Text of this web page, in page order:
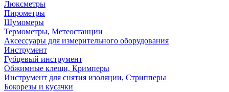
Люксметры
Пирометры
Шумомеры
Термометры, Метеостанции
Аксессуары для измерительного оборудования
Инструмент
Губцевый инструмент
Обжимные клещи, Кримперы
Инструмент для снятия изоляции, Стрипперы
Бокорезы и кусачки